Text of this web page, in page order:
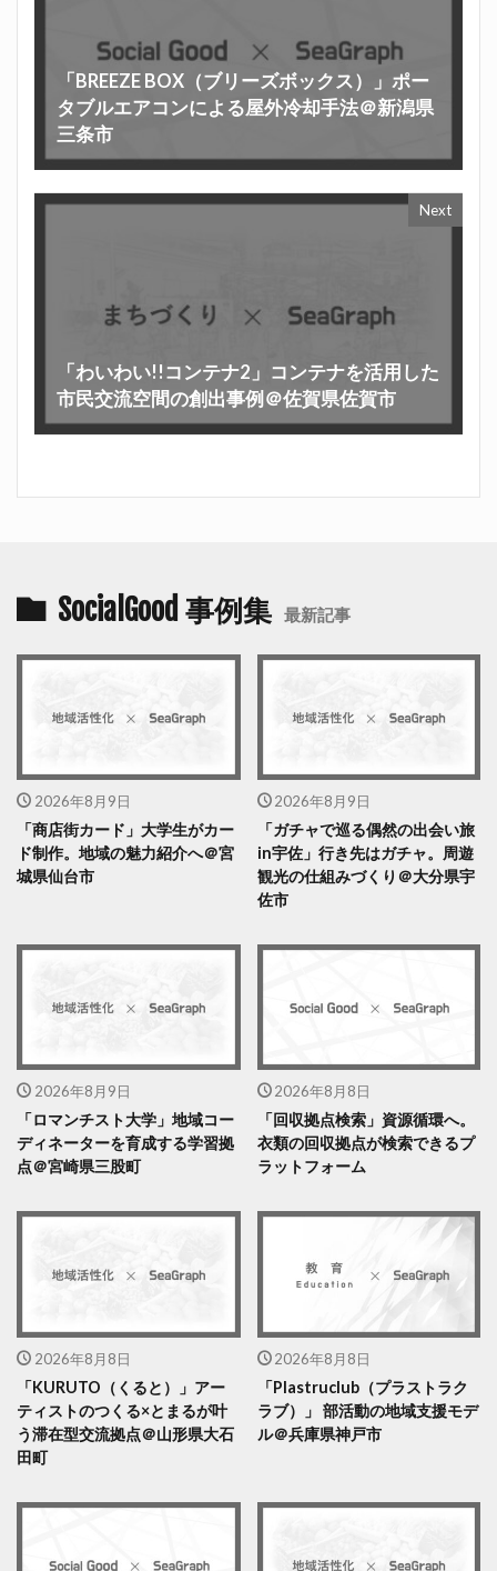
「BREEZE BOX（ブリーズボックス）」ポー
タブルエアコンによる屋外冷却手法＠新潟県
三条市
Next
「わいわい!!コンテナ2」コンテナを活用した
市民交流空間の創出事例＠佐賀県佐賀市
SocialGood 事例集 最新記事
2026年8月9日
「商店街カード」大学生がカー
ド制作。地域の魅力紹介へ＠宮
城県仙台市
2026年8月9日
「ガチャで巡る偶然の出会い旅
in宇佐」行き先はガチャ。周遊
観光の仕組みづくり＠大分県宇
佐市
2026年8月9日
「ロマンチスト大学」地域コー
ディネーターを育成する学習拠
点＠宮崎県三股町
2026年8月8日
「回収拠点検索」資源循環へ。
衣類の回収拠点が検索できるプ
ラットフォーム
2026年8月8日
「KURUTO（くると）」アー
ティストのつくる×とまるが叶
う滞在型交流拠点＠山形県大石
田町
2026年8月8日
「Plastruclub（プラストラク
ラブ）」 部活動の地域支援モデ
ル＠兵庫県神戸市